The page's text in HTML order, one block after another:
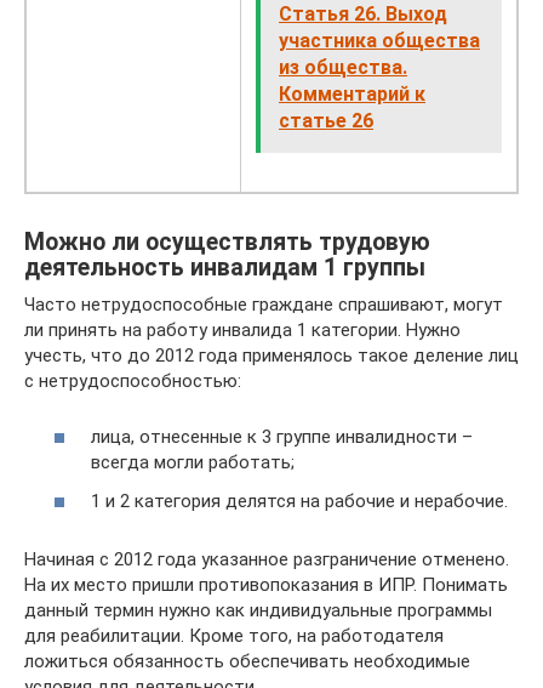
Статья 26. Выход
участника общества
из общества.
Комментарий к
статье 26
Можно ли осуществлять трудовую
деятельность инвалидам 1 группы
Часто нетрудоспособные граждане спрашивают, могут
ли принять на работу инвалида 1 категории. Нужно
учесть, что до 2012 года применялось такое деление лиц
с нетрудоспособностью:
лица, отнесенные к 3 группе инвалидности –
всегда могли работать;
1 и 2 категория делятся на рабочие и нерабочие.
Начиная с 2012 года указанное разграничение отменено.
На их место пришли противопоказания в ИПР. Понимать
данный термин нужно как индивидуальные программы
для реабилитации. Кроме того, на работодателя
ложиться обязанность обеспечивать необходимые